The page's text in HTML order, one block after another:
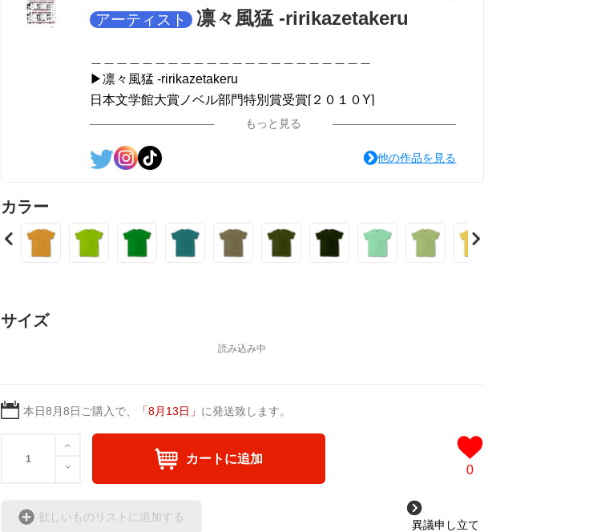
＜小説+作詞20曲+挿画50作品>
＜著者: 小説/作詞/挿画作成＞ 凛々風 猛 -リリカゼタケル
英語版: https://amzn.asia/d/bpIME7s
＿＿＿＿＿＿＿＿＿＿＿＿＿＿＿＿＿＿＿＿＿＿
SUZURI ▶︎https://suzuri.jp/ririkazetakeru
UP-T ▶︎up-t.jp/creator/66b9c067ae64e
▶︎小説 [弛まぬ言霊]
挿画&グッズカタログ <デザイン画集:BEST版>
＜著者:作詞/挿画作成＞ 凛々風 猛 -リリカゼタケル
▶︎小説 [弛まぬ言霊] -挿画&グッズカタログ
日本語版: https://amzn.asia/d/fxD6D5U
アーティスト 凛々風猛 -ririkazetakeru
▶︎凛々風猛 -ririkazetakeru
日本文学館大賞ノベル部門特別賞受賞[２０１０Y]
＿＿＿＿＿＿＿＿＿＿＿＿＿＿＿＿＿＿＿＿＿＿
[通常版:ロードムービー系ミュージカル小説のみ.]
▶︎弛まぬ言霊[+挿画50作品版]
日本語版: https://amzn.asia/d/3czgKs8
英語版: https://amzn.asia/d/bpIME7s
▶︎弛まぬ言霊 <+挿画/スケッチ&塗り絵ver.版>
+挿画スケッチスタイル&塗り絵バージョン-
もっと見る
他の作品を見る
カラー
サイズ
本日8月8日 ご購入で、 「8月13日 」 に発送致します。
カートに追加
0
欲しいものリストに追加する
異議申し立て